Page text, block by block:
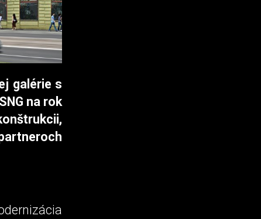
galérie s
na rok